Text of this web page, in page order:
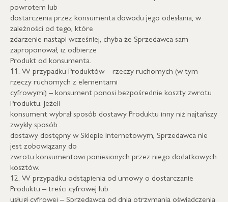
powrotem lub
dostarczenia przez konsumenta dowodu jego odesłania, w
zależności od tego, które
zdarzenie nastąpi wcześniej, chyba że Sprzedawca sam
zaproponował, iż odbierze
Produkt od konsumenta.
11. W przypadku Produktów – rzeczy ruchomych (w tym
rzeczy ruchomych z elementami
cyfrowymi) – konsument ponosi bezpośrednie koszty zwrotu
Produktu. Jeżeli
konsument wybrał sposób dostawy Produktu inny niż najtańszy
zwykły sposób
dostawy dostępny w Sklepie Internetowym, Sprzedawca nie
jest zobowiązany do
zwrotu konsumentowi poniesionych przez niego dodatkowych
kosztów.
12. W przypadku odstąpienia od umowy o dostarczanie
Produktu – treści cyfrowej lub
usługi cyfrowej – Sprzedawca od dnia otrzymania oświadczenia